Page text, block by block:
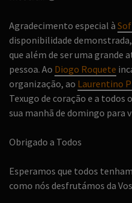
Agradecimento especial à
disponibilidade
que além de ser uma grande
pessoa. Ao Diogo Roquete
organização, ao Laurentino
Texugo de coração e a todos
sua manhã de domingo para
Obrigado a Todos
Esperamos que todos
como nós desfrutámos da